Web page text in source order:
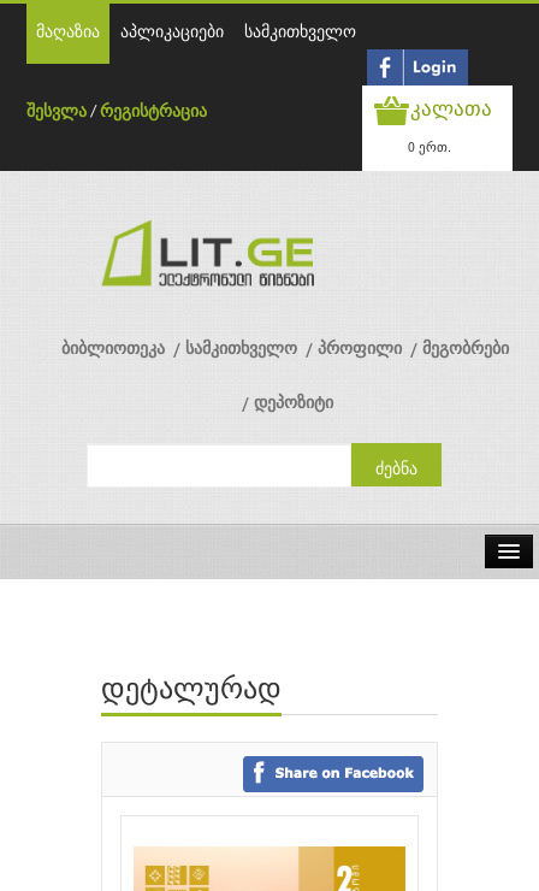
მაღაზია აპლიკაციები სამკითხველო
შესვლა /რეგისტრაცია კალათა
0 ერთ.
ბიბლიოთეკა სამკითხველო პროფილი მეგობრები
დეპოზიტი
ავტორები
გამომცემლობები
დეტალურად